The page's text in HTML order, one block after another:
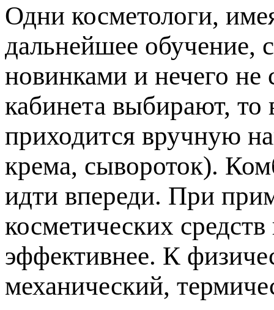
Одни косметологи,
дальнейшее обучение,
новинками и нечего
кабинета выбирают, то
приходится вручную
крема, сывороток).
идти впереди. При
косметических
эффективнее. К
механический,